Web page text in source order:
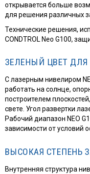
открывается больше
для решения различных
Технические решения,
CONDTROL Neo G100,
ЗЕЛЕНЫЙ ЦВЕТ
С лазерным нивелиром
работать на солнце,
построителем
свете. Угол развертки
Рабочий диапазон NEO
зависимости от условий
ВЫСОКАЯ СТЕПЕНЬ
Внутренняя структура